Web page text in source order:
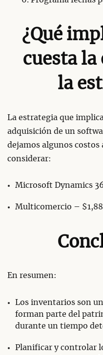
¿Qué
cuesta la
la
La estrategia que
adquisición de un
dejamos algunos costos
considerar:
Microsoft Dynamics
Multicomercio –
En resumen:
Los inventarios son
forman parte del
durante un tiempo
Planificar y controlar